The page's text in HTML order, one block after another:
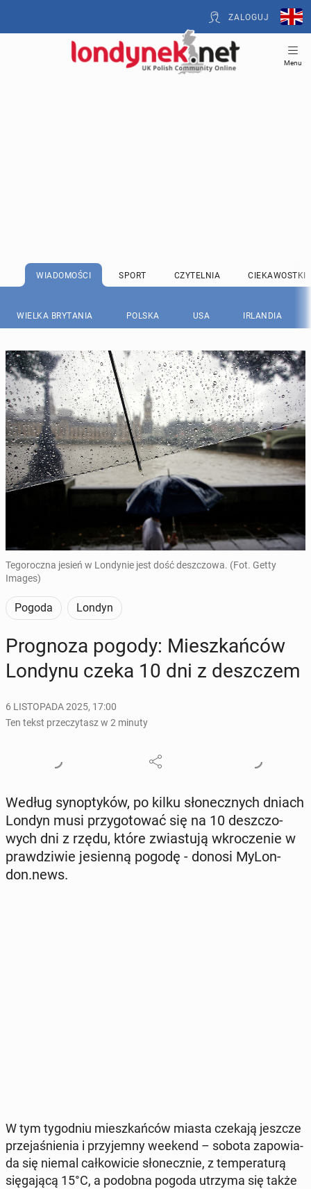
ZALOGUJ
Menu
WIADOMOŚCI SPORT CZYTELNIA CIEKAWOSTKI
WIELKA BRYTANIA POLSKA USA IRLANDIA
Tegoroczna jesień w Londynie jest dość deszczowa. (Fot. Getty
Images)
Pogoda Londyn
Pro­gno­za pogody: Miesz­kań­ców
Londynu czeka 10 dni z desz­czem
6 LISTOPADA 2025, 17:00
Ten tekst przeczytasz w 2 minuty
Według syn­op­ty­ków, po kilku sło­necz­nych dniach
Londyn musi przy­go­to­wać się na 10 desz­czo­
wych dni z rzędu, które zwia­stu­ją wkro­cze­nie w
praw­dzi­wie je­sien­ną pogodę - donosi My­Lon­
don.news.
W tym ty­go­dniu miesz­kań­ców miasta czekają jeszcze
prze­ja­śnie­nia i przy­jem­ny weekend – sobota za­po­wia­
da się niemal cał­ko­wi­cie sło­necz­nie, z tem­pe­ra­tu­rą
się­ga­ją­cą 15°C, a podobna pogoda utrzyma się także